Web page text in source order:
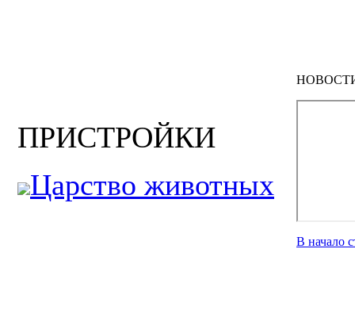
ПРИСТРОЙКИ
Царство животных
В начало